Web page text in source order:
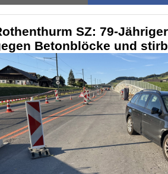
SZ: 79-
Betonblöcke und